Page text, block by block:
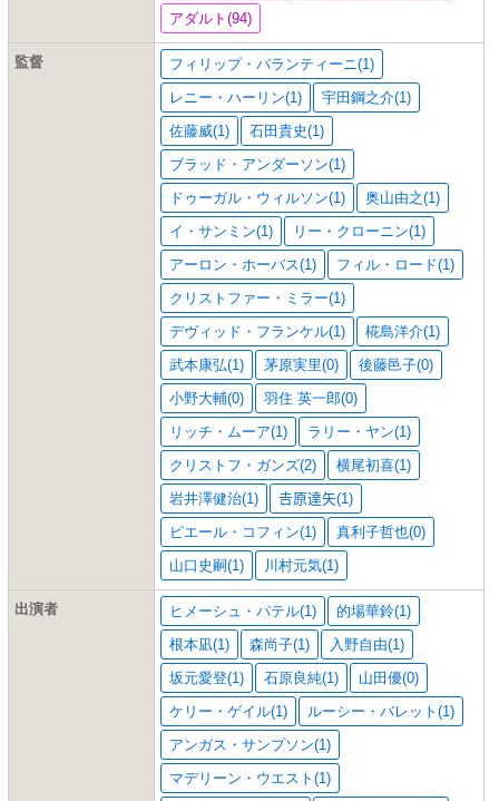
アダルト(94)
監督
フィリップ・バランティーニ(1)
レニー・ハーリン(1)
宇田鋼之介(1)
佐藤威(1)
石田貴史(1)
ブラッド・アンダーソン(1)
ドゥーガル・ウィルソン(1)
奥山由之(1)
イ・サンミン(1)
リー・クローニン(1)
アーロン・ホーバス(1)
フィル・ロード(1)
クリストファー・ミラー(1)
デヴィッド・フランケル(1)
椛島洋介(1)
武本康弘(1)
茅原実里(0)
後藤邑子(0)
小野大輔(0)
羽住 英一郎(0)
リッチ・ムーア(1)
ラリー・ヤン(1)
クリストフ・ガンズ(2)
横尾初喜(1)
岩井澤健治(1)
𠮷原達矢(1)
ピエール・コフィン(1)
真利子哲也(0)
山口史嗣(1)
川村元気(1)
出演者 ヒメーシュ・パテル(1)
的場華鈴(1)
根本凪(1)
森尚子(1)
入野自由(1)
坂元愛登(1)
石原良純(1)
山田優(0)
ケリー・ゲイル(1)
ルーシー・バレット(1)
アンガス・サンプソン(1)
マデリーン・ウエスト(1)